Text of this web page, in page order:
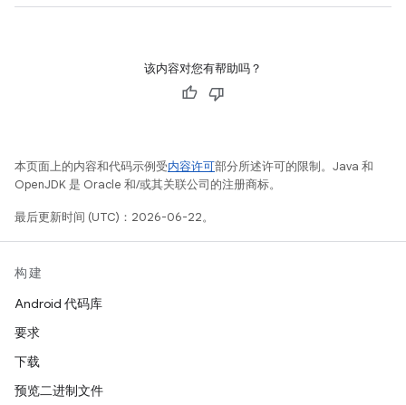
该内容对您有帮助吗？
本页面上的内容和代码示例受内容许可部分所述许可的限制。Java 和
OpenJDK 是 Oracle 和/或其关联公司的注册商标。
最后更新时间 (UTC)：2026-06-22。
构建
Android 代码库
要求
下载
预览二进制文件